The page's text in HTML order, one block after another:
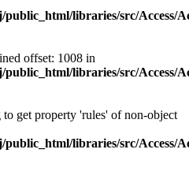
public_html/libraries/src/Access/
offset: 1008 in
public_html/libraries/src/Access/
to get property 'rules' of non-object
public_html/libraries/src/Access/